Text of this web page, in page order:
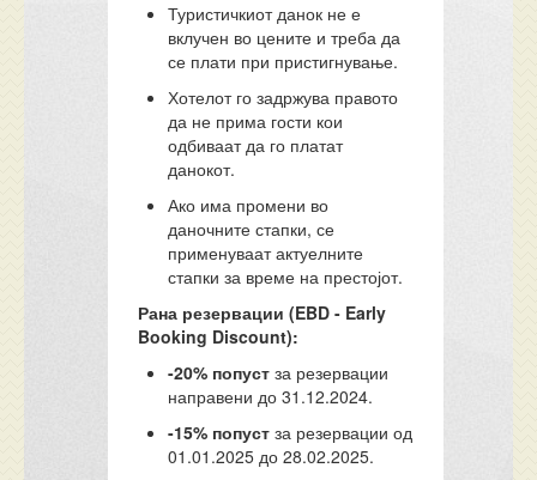
Туристичкиот данок не е
вклучен во цените и треба да
се плати при пристигнување.
Хотелот го задржува правото
да не прима гости кои
одбиваат да го платат
данокот.
Ако има промени во
даночните стапки, се
применуваат актуелните
стапки за време на престојот.
Рана резервации (EBD - Early
Booking Discount):
-20% попуст за резервации
направени до 31.12.2024.
-15% попуст за резервации од
01.01.2025 до 28.02.2025.